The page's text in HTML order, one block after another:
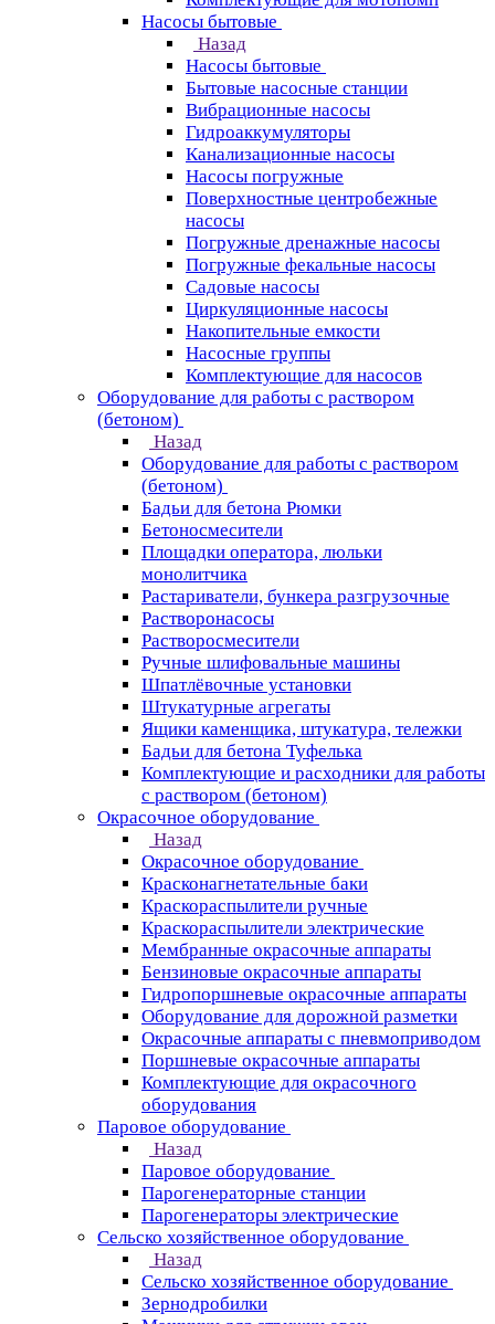
Насосы бытовые
Назад
Насосы бытовые
Бытовые насосные станции
Вибрационные насосы
Гидроаккумуляторы
Канализационные насосы
Насосы погружные
Поверхностные центробежные
насосы
Погружные дренажные насосы
Погружные фекальные насосы
Садовые насосы
Циркуляционные насосы
Накопительные емкости
Насосные группы
Комплектующие для насосов
Оборудование для работы с раствором
(бетоном)
Назад
Оборудование для работы с раствором
(бетоном)
Бадьи для бетона Рюмки
Бетоносмесители
Площадки оператора, люльки
монолитчика
Растариватели, бункера разгрузочные
Растворонасосы
Растворосмесители
Ручные шлифовальные машины
Шпатлёвочные установки
Штукатурные агрегаты
Ящики каменщика, штукатура, тележки
Бадьи для бетона Туфелька
Комплектующие и расходники для работы
с раствором (бетоном)
Окрасочное оборудование
Назад
Окрасочное оборудование
Красконагнетательные баки
Краскораспылители ручные
Краскораспылители электрические
Мембранные окрасочные аппараты
Бензиновые окрасочные аппараты
Гидропоршневые окрасочные аппараты
Оборудование для дорожной разметки
Окрасочные аппараты с пневмоприводом
Поршневые окрасочные аппараты
Комплектующие для окрасочного
оборудования
Паровое оборудование
Назад
Паровое оборудование
Парогенераторные станции
Парогенераторы электрические
Сельско хозяйственное оборудование
Назад
Сельско хозяйственное оборудование
Зернодробилки